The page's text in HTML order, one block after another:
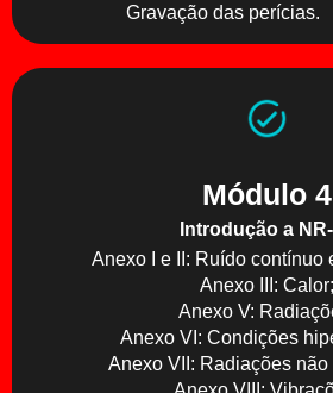
Gravação das perícias.
Módulo 4
Introdução a
Anexo I e II: Ruído contínuo
Anexo III: Calor;
Anexo V:
Anexo VI: Condições
Anexo VII: Radiações não